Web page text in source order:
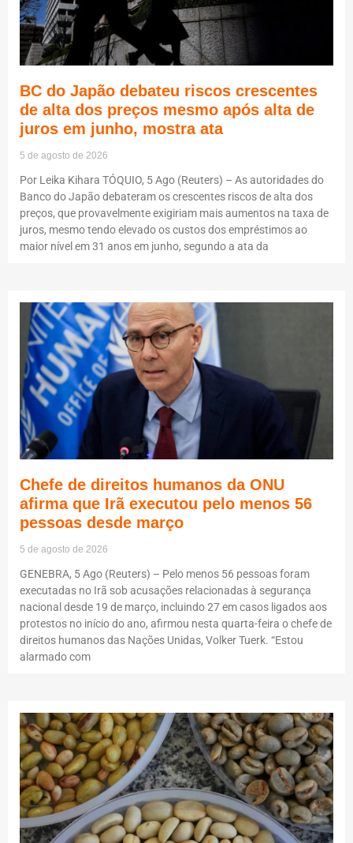
BC do Japão debateu riscos crescentes
de alta dos preços mesmo após alta de
juros em junho, mostra ata
5 de agosto de 2026
Por Leika Kihara TÓQUIO, 5 Ago (Reuters) – As autoridades do
Banco do Japão debateram os crescentes riscos de alta dos
preços, que provavelmente exigiriam mais aumentos na taxa de
juros, mesmo tendo elevado os custos dos empréstimos ao
maior nível em 31 anos em junho, segundo a ata da
Chefe de direitos humanos da ONU
afirma que Irã executou pelo menos 56
pessoas desde março
5 de agosto de 2026
GENEBRA, 5 Ago (Reuters) – Pelo menos 56 pessoas foram
executadas no Irã sob acusações relacionadas à segurança
nacional desde 19 de março, incluindo 27 em casos ligados aos
protestos no início do ano, afirmou nesta quarta-feira o chefe de
direitos humanos das Nações Unidas, Volker Tuerk. “Estou
alarmado com